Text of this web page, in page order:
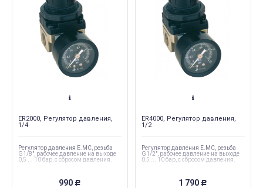
С ДНЕМ ВЕЛИКОЙ ПОБЕДЫ!
09.05.2020
праздником 9 мая! В память о
пусть в...
МАСЛООХЛАДИТЕЛЬ-
ТЕПЛООБМЕННИК
ОМСНАБ
доступным ценам -
ER2000, Регулятор давления,
1/4
Регулятор давления E.MC, резьба
G1/8", рабочее давление на выходе
0,5 ... 10 бар, с сбросом давления.
990 Р
ER4000, Регулятор давления,
1/2
Регулятор давления E.MC, резьба
G1/2", рабочее давление на выходе
0,5 ... 10 бар, с сбросом давления.
1 790 Р